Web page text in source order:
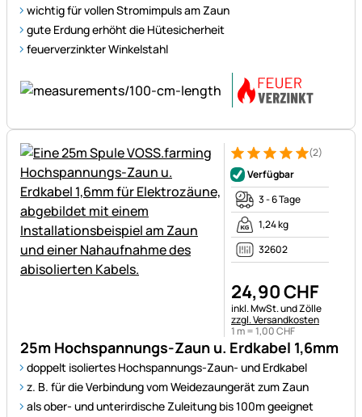
wichtig für vollen Stromimpuls am Zaun
gute Erdung erhöht die Hütesicherheit
feuerverzinkter Winkelstahl
25m Hochspannungs-Zaun u. Erdkabel 1,6mm
doppelt isoliertes Hochspannungs-Zaun- und Erdkabel
z. B. für die Verbindung vom Weidezaungerät zum Zaun
als ober- und unterirdische Zuleitung bis 100m geeignet
Bewertung: 5 von 5 (2
2 Bewertungen
(2)
Verfügbar
3 - 6 Tage
1,24 kg
32602
24,90CHF
Steuerhinweis:
inkl. MwSt. und Zölle
zzgl. Versandkosten
1 m =1,00CHF